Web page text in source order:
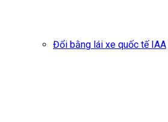
Đổi bằng lái xe quốc tế IAA